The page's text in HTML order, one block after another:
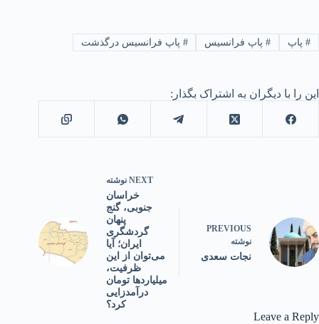
#پاپ #پاپ فرانسیس # پاپ فرانسیس درگذشت
این را با دیگران به اشتراک بگذار:
PREVIOUS
نوشته
نجات سعدی
NEXT نوشته
خراسان
جنوبی، گنج
پنهان
گردشگری
ایران؛ آیا
می‌توان از این
ظرفیت،
میلیاردها تومان
درآمدزایی
کرد؟
Leave a Reply